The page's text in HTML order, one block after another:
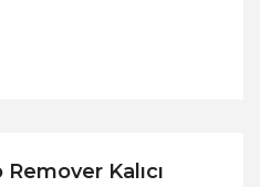
Kalıcı